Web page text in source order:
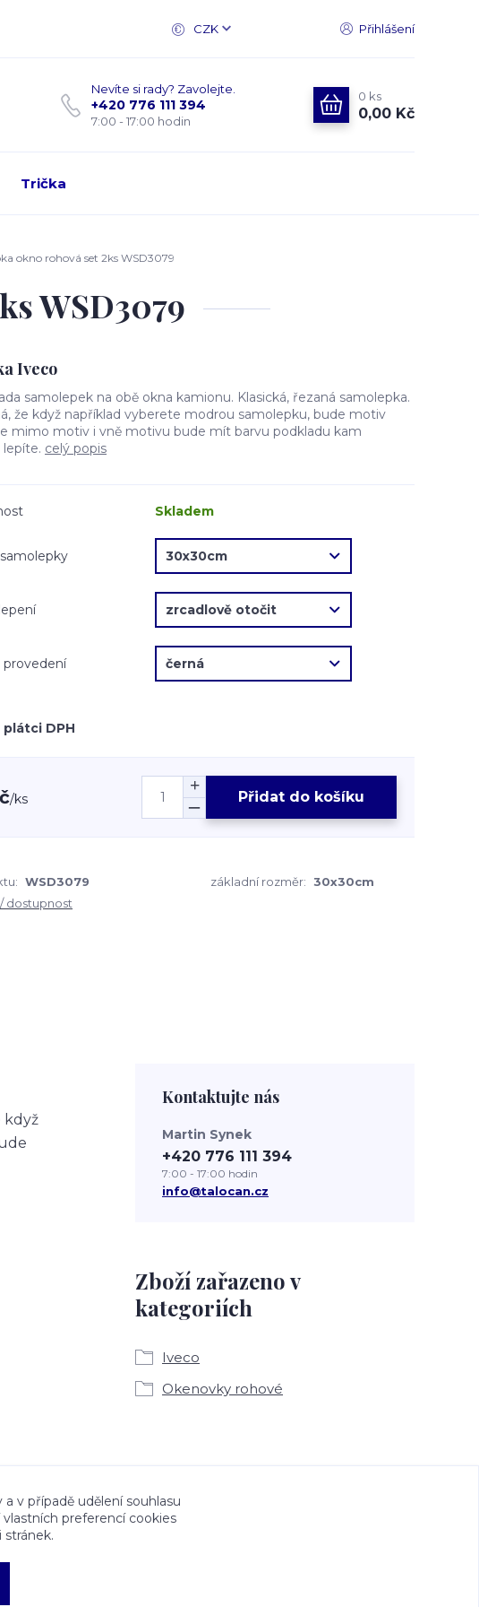
CZK Přihlášení
Nevíte si rady? Zavolejte.
+420 776 111 394
7:00 - 17:00 hodin
0 ks
0,00 Kč
Trička
okno rohová set 2ks WSD3079
WSD3079
Iveco
samolepek na obě okna kamionu. Klasická, řezaná samolepka.
že když například vyberete modrou samolepku, bude motiv
mimo motiv i vně motivu bude mít barvu podkladu kam
celý popis
Skladem
provedení
plátci DPH
/ks Přidat do košíku
WSD3079 základní rozměr: 30x30cm
dostupnost
když
Zboží zařazeno v
kategoriích
Iveco
Okenovky rohové
Kontaktujte nás
Martin Synek
+420 776 111 394
7:00 - 17:00 hodin
info@talocan.cz
a CeskeSamolepky.cz jsou chráněny autorským
v případě udělení souhlasu
preferencí cookies